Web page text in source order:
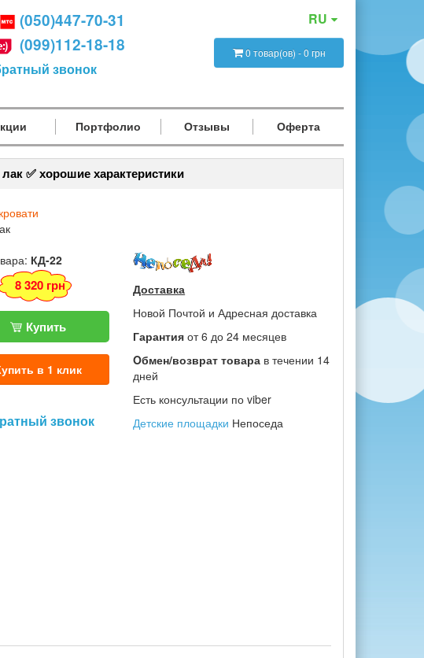
(050)447-70-31
(099)112-18-18
звонок
RU
0 товар(ов) - 0 грн
Портфолио Отзывы Оферта
✅ хорошие характеристики
КД-22
8 320 грн
Купить
в 1 клик
звонок
Доставка
Новой Почтой и Адресная доставка
Гарантия от 6 до 24 месяцев
Oбмен/возврат товара в течении 14
дней
Есть консультации по viber
Детские площадки Непоседа